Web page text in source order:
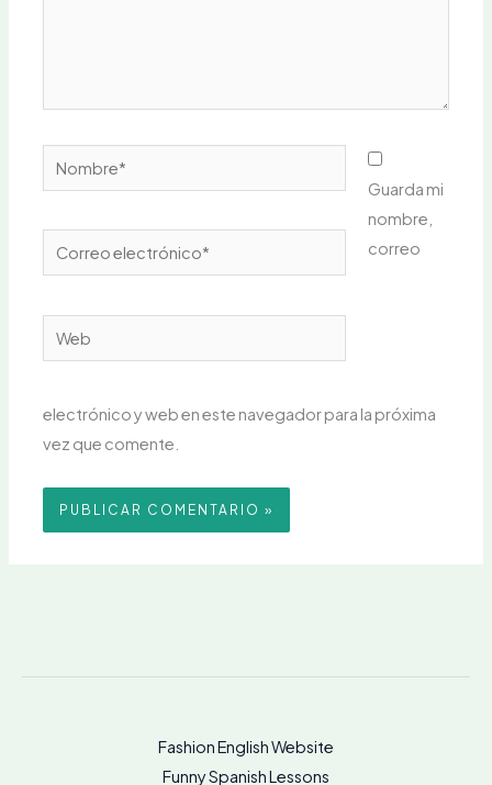
Nombre*
Correo
electrónico*
Web
Guarda mi
nombre,
correo
electrónico y web en este navegador para la próxima
vez que comente.
Fashion English Website
Funny Spanish Lessons